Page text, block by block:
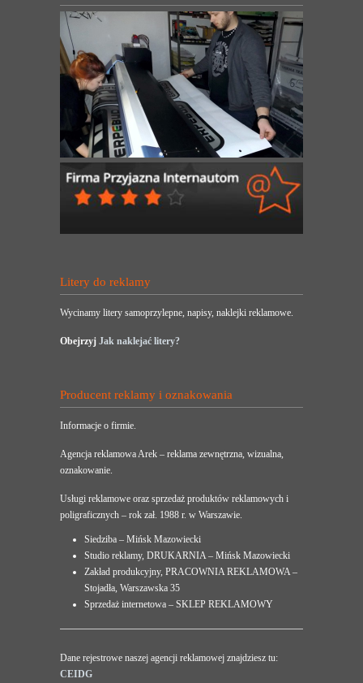
Litery do reklamy
Wycinamy litery samoprzylepne, napisy, naklejki reklamowe.
Obejrzyj Jak naklejać litery?
Producent reklamy i oznakowania
Informacje o firmie.
Agencja reklamowa Arek – reklama zewnętrzna, wizualna,
oznakowanie.
Usługi reklamowe oraz sprzedaż produktów reklamowych i
poligraficznych – rok zał. 1988 r. w Warszawie.
Siedziba – Mińsk Mazowiecki
Studio reklamy, DRUKARNIA – Mińsk Mazowiecki
Zakład produkcyjny, PRACOWNIA REKLAMOWA –
Stojadła, Warszawska 35
Sprzedaż internetowa – SKLEP REKLAMOWY
Dane rejestrowe naszej agencji reklamowej znajdziesz tu:
CEIDG